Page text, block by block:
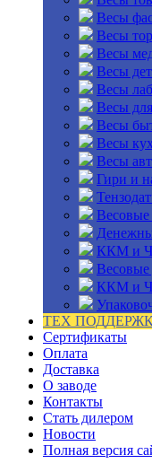
Весы
Весы
Весы
Весы
Весы
Весы
Весы
Весы
Весы
Гири и
ККМ и
Весовые
ККМ и
ТЕХ
Сертификаты
Оплата
Доставка
О заводе
Контакты
Стать дилером
Новости
Полная версия